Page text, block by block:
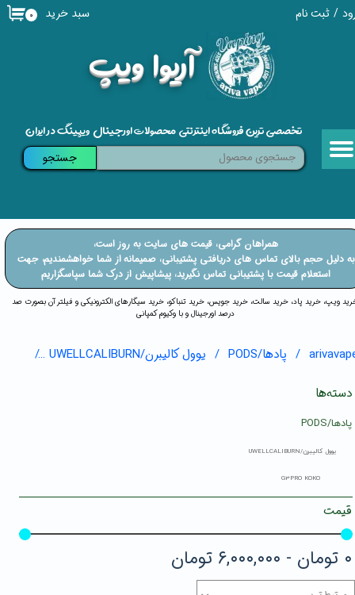
/ ثبت نام
حساب کاربری من
خروج از حساب کاربری
​آریوا ویپ
۰ سبد خرید
تخصصی ترین فروشگاه اینترنتی محصولات اورجینال ویپینگ در ایران
جستجو
پادها/PODS یوول کالیبرن/UWELLCALIBURN
دسته‌ها
پادها/PODS
یوول کالیبرن/UWELLCALIBURN
G3PRO KOKO
قیمت
۰ تومان - ۶,۰۰۰,۰۰۰ تومان
ویپ، خرید پاد، خرید سالت، خرید جویس، خرید تنباکو، خرید سیگارهای الکترونیکی و فیلتر آن بصورت صد
درصد اورجینال و با وکیوم کمپانی
​​همراهان گرامی، قیمت های سایت به روز است،
​​​​​​​به دلیل حجم بالای تماس های دریافتی پشتیبانی، صمیمانه از شما خواهشمندیم، جهت
استعلام قیمت با پشتیبانی تماس نگیرید، پیشاپیش از درک شما سپاسگزاریم